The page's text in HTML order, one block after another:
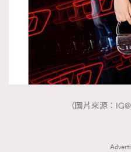
（圖片來源：